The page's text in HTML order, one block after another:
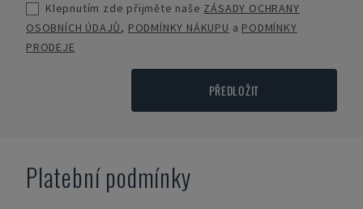
Klepnutím zde přijměte naše ZÁSADY OCHRANY
OSOBNÍCH ÚDAJŮ, PODMÍNKY NÁKUPU a PODMÍNKY
PRODEJE
PŘEDLOŽIT
Platební podmínky